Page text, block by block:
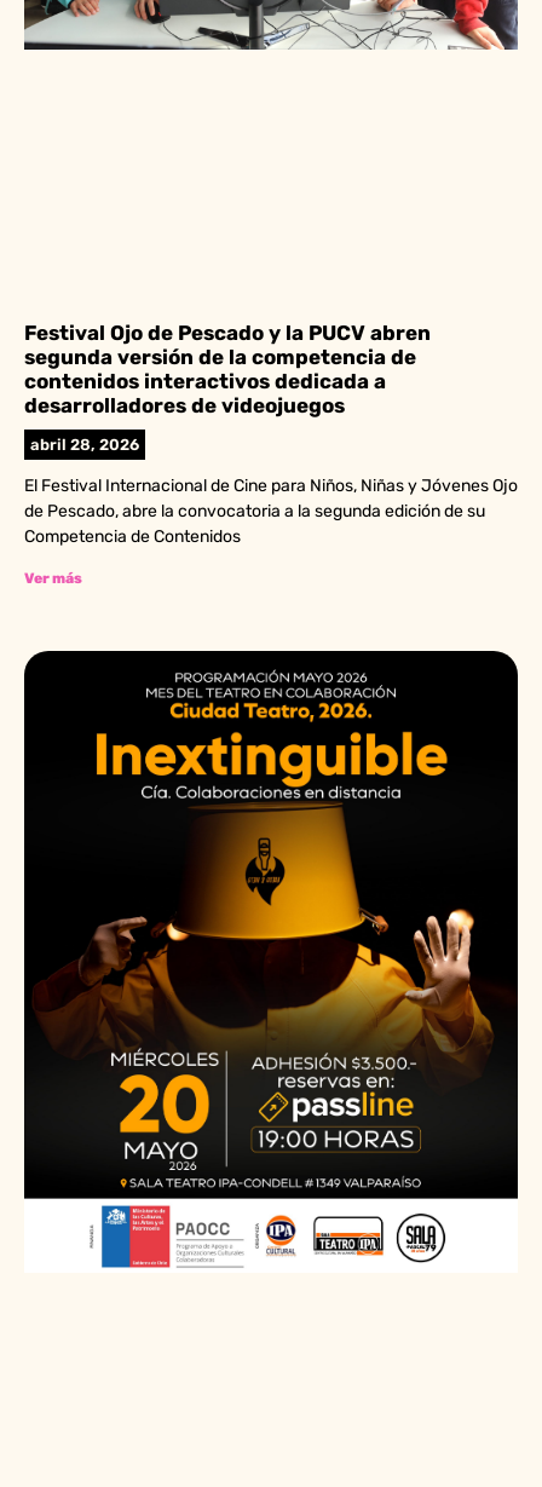
Festival Ojo de Pescado y la PUCV abren
segunda versión de la competencia de
contenidos interactivos dedicada a
desarrolladores de videojuegos
abril 28, 2026
El Festival Internacional de Cine para Niños, Niñas y Jóvenes Ojo
de Pescado, abre la convocatoria a la segunda edición de su
Competencia de Contenidos
Ver más